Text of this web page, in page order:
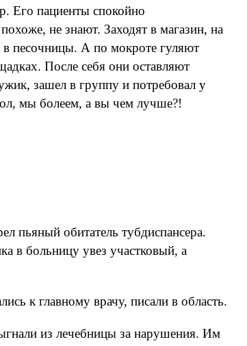
Его пациенты спокойно
не знают. Заходят в магазин, на
в песочницы. А по мокроте гуляют
После себя они оставляют
зашел в группу и потребовал у
мы болеем, а вы чем лучше?!
пьяный обитатель тубдиспансера.
в больницу увез участковый, а
к главному врачу, писали в область.
из лечебницы за нарушения. Им